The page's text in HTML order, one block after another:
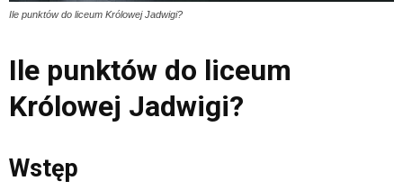
Ile punktów do liceum Królowej Jadwigi?
Ile punktów do liceum
Królowej Jadwigi?
Wstęp